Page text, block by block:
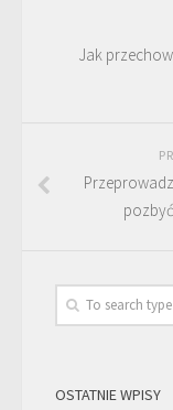
Jak
OSTATNIE WPISY